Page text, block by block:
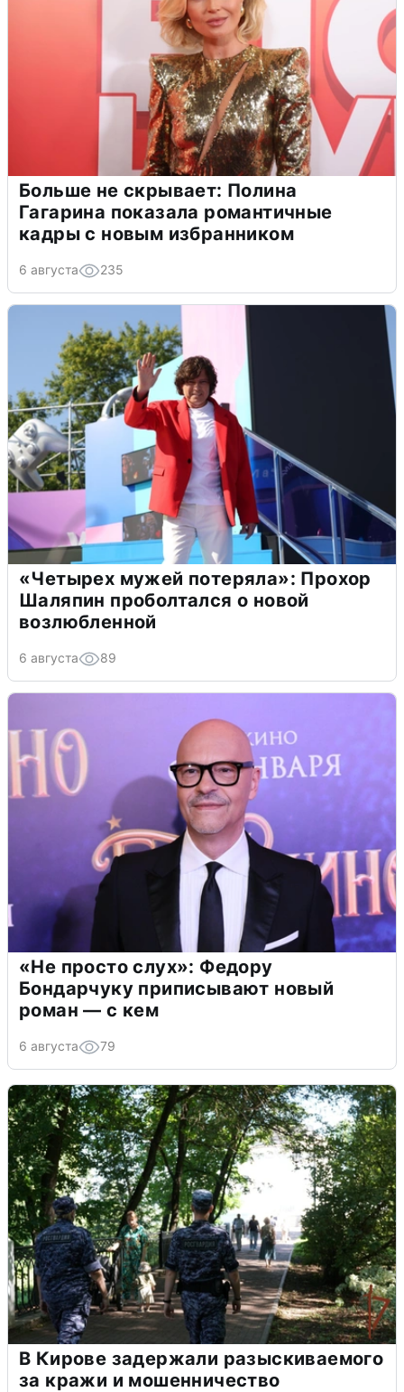
Больше не скрывает: Полина
Гагарина показала романтичные
кадры с новым избранником
6 августа 235
«Четырех мужей потеряла»: Прохор
Шаляпин проболтался о новой
возлюбленной
6 августа 89
«Не просто слух»: Федору
Бондарчуку приписывают новый
роман — с кем
6 августа 79
В Кирове задержали разыскиваемого
за кражи и мошенничество